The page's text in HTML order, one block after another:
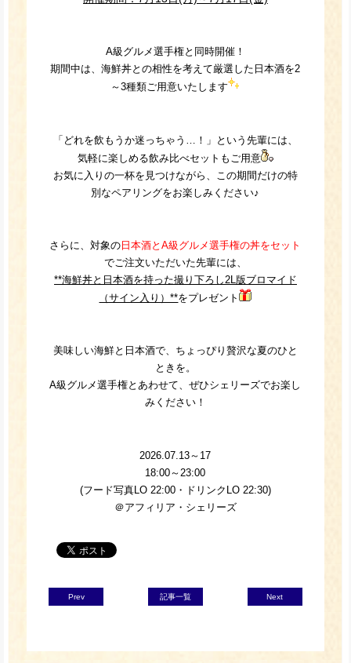
A級グルメ選手権と同時開催！
期間中は、海鮮丼との相性を考えて厳選した日本酒を2
～3種類ご用意いたします
「どれを飲もうか迷っちゃう…！」という先輩には、
気軽に楽しめる飲み比べセットもご用意
お気に入りの一杯を見つけながら、この期間だけの特
別なペアリングをお楽しみください♪
さらに、対象の 日本酒とA級グルメ選手権の丼をセット
でご注文いただいた先輩には、
**海鮮丼と日本酒を持った撮り下ろし2L版ブロマイド
（サイン入り）**をプレゼント
美味しい海鮮と日本酒で、ちょっぴり贅沢な夏のひと
ときを。
A級グルメ選手権とあわせて、ぜひシェリーズでお楽し
みください！
2026.07.13～17
18:00～23:00
(フード写真LO 22:00・ドリンクLO 22:30)
＠アフィリア・シェリーズ
Prev 記事一覧 Next